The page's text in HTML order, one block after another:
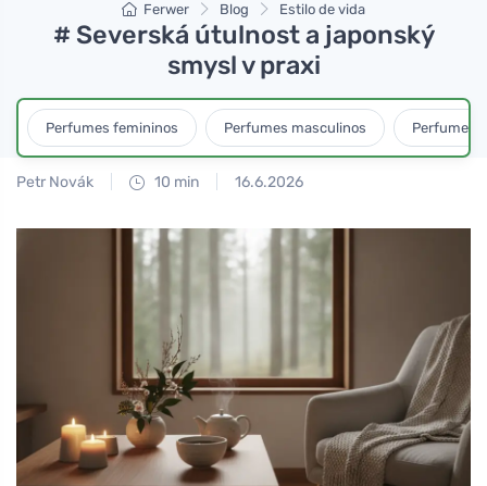
Ferwer Blog Estilo de vida
# Severská útulnost a japonský
smysl v praxi
Perfumes femininos Perfumes masculinos Perfumes
Petr Novák 10 min 16.6.2026